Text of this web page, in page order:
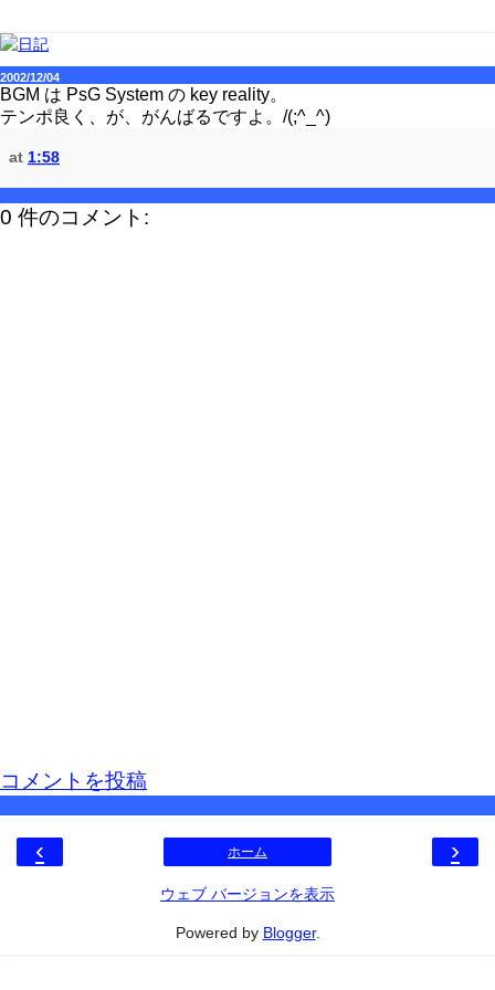
2002/12/04
BGM は PsG System の key reality。
テンポ良く、が、がんばるですよ。/(;^_^)
at 1:58
0 件のコメント:
コメントを投稿
‹ ›
ホーム
ウェブ バージョンを表示
Powered by Blogger.